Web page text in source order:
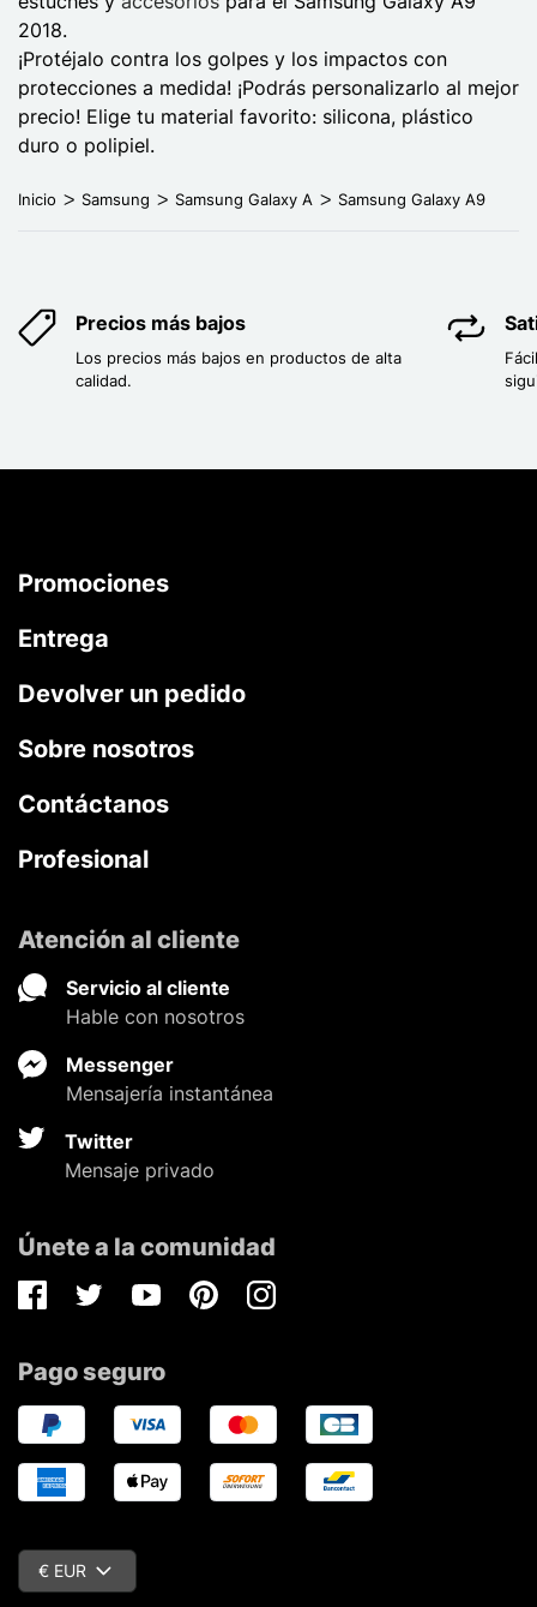
2018.
¡Protéjalo contra los golpes y los impactos con
protecciones a medida! ¡Podrás personalizarlo al mejor
precio! Elige tu material favorito: silicona, plástico
duro o polipiel.
Inicio Samsung Samsung Galaxy A Samsung Galaxy A9
Precios más bajos
Los precios más bajos en productos de alta
calidad.
Promociones
Entrega
Devolver un pedido
Sobre nosotros
Contáctanos
Profesional
Atención al cliente
Servicio al cliente
Hable con nosotros
Messenger
Mensajería instantánea
Twitter
Mensaje privado
Únete a la comunidad
FacebookTwitterYoutubePinterestInstagram
Pago seguro
€ EUR